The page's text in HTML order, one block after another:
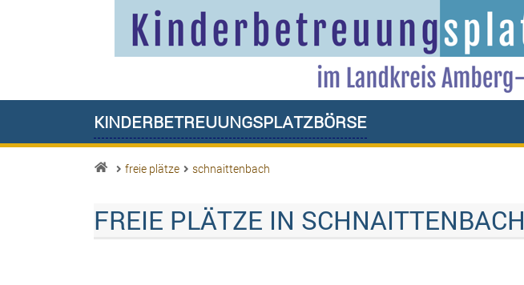
Kinderbetreuungsplatzbörse
freie plätze schnaittenbach
FREIE PLÄTZE IN SCHNAITTENBACH